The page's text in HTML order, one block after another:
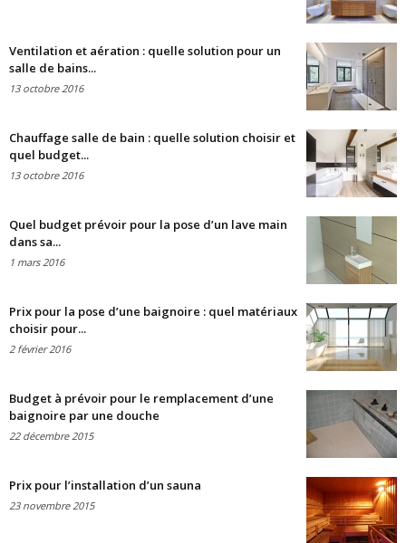
Ventilation et aération : quelle solution pour un
salle de bains...
13 octobre 2016
Chauffage salle de bain : quelle solution choisir et
quel budget...
13 octobre 2016
Quel budget prévoir pour la pose d’un lave main
dans sa...
1 mars 2016
Prix pour la pose d’une baignoire : quel matériaux
choisir pour...
2 février 2016
Budget à prévoir pour le remplacement d’une
baignoire par une douche
22 décembre 2015
Prix pour l’installation d’un sauna
23 novembre 2015